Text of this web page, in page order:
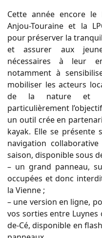
Cette année encore
Anjou-Touraine et la
pour préserver la
et assurer aux
nécessaires à leur
notamment à
mobiliser les acteurs
de la nature et
particulièrement
un outil crée en
kayak. Elle se présente
navigation
saison, disponible sous
– un grand panneau,
occupées et donc
la Vienne ;
– une version en ligne,
vos sorties entre Luynes
de-Cé, disponible en